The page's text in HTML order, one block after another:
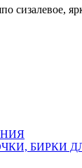
сизалевое,
БИРКИ